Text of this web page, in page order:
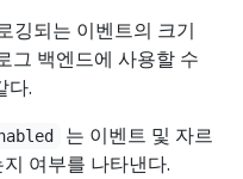
깅되는 이벤트의 크기
그 백엔드에 사용할 수
다.
는 이벤트 및 자르
여부를 나타낸다.